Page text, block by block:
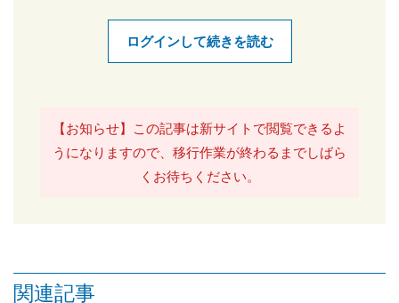
ログインして続きを読む
【お知らせ】この記事は新サイトで閲覧できるよ
うになりますので、移行作業が終わるまでしばら
くお待ちください。
関連記事